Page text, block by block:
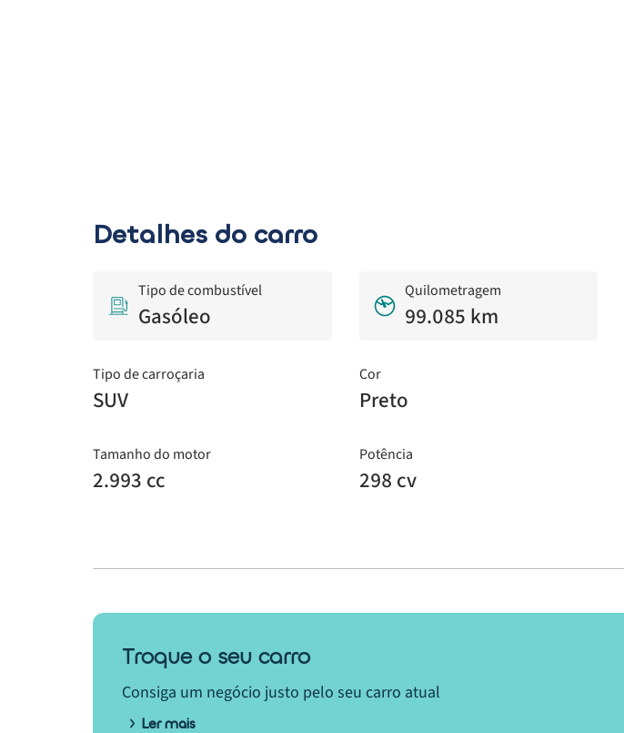
Detalhes do carro
Tipo de combustível
Gasóleo
Quilometragem
99.085 km
Tipo de carroçaria
SUV
Cor
Preto
Tamanho do motor
2.993 cc
Potência
298 cv
Troque o seu carro
Consiga um negócio justo pelo seu carro atual
Ler mais